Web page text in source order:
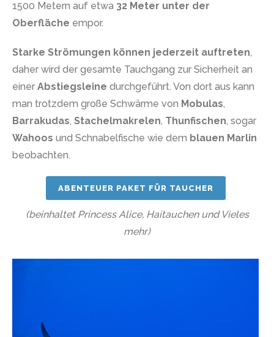
1500 Metern auf etwa 32 Meter unter der
Oberfläche empor.
Starke Strömungen können jederzeit auftreten,
daher wird der gesamte Tauchgang zur Sicherheit an
einer Abstiegsleine durchgeführt. Von dort aus kann
man trotzdem große Schwärme von Mobulas,
Barrakudas, Stachelmakrelen, Thunfischen, sogar
Wahoos und Schnabelfische wie dem blauen Marlin
beobachten.
ABENTEUER PAKET FÜR TAUCHER
(beinhaltet Princess Alice, Haitauchen und Vieles
mehr)